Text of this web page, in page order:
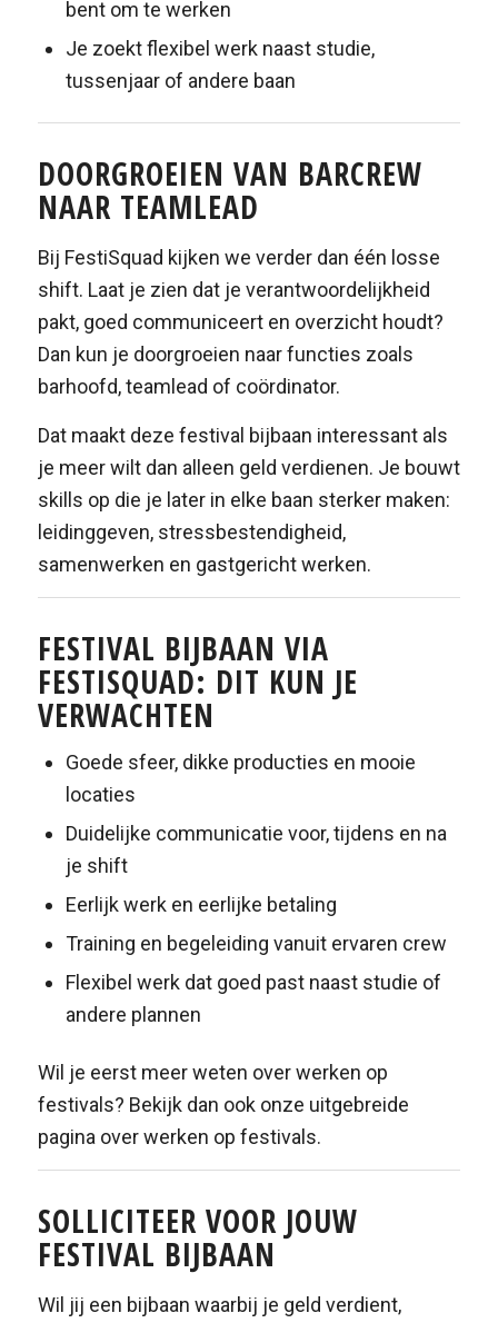
bent om te werken
Je zoekt flexibel werk naast studie,
tussenjaar of andere baan
DOORGROEIEN VAN BARCREW
NAAR TEAMLEAD
Bij FestiSquad kijken we verder dan één losse
shift. Laat je zien dat je verantwoordelijkheid
pakt, goed communiceert en overzicht houdt?
Dan kun je doorgroeien naar functies zoals
barhoofd, teamlead of coördinator.
Dat maakt deze festival bijbaan interessant als
je meer wilt dan alleen geld verdienen. Je bouwt
skills op die je later in elke baan sterker maken:
leidinggeven, stressbestendigheid,
samenwerken en gastgericht werken.
FESTIVAL BIJBAAN VIA
FESTISQUAD: DIT KUN JE
VERWACHTEN
Goede sfeer, dikke producties en mooie
locaties
Duidelijke communicatie voor, tijdens en na
je shift
Eerlijk werk en eerlijke betaling
Training en begeleiding vanuit ervaren crew
Flexibel werk dat goed past naast studie of
andere plannen
Wil je eerst meer weten over werken op
festivals? Bekijk dan ook onze uitgebreide
pagina over werken op festivals.
SOLLICITEER VOOR JOUW
FESTIVAL BIJBAAN
Wil jij een bijbaan waarbij je geld verdient,